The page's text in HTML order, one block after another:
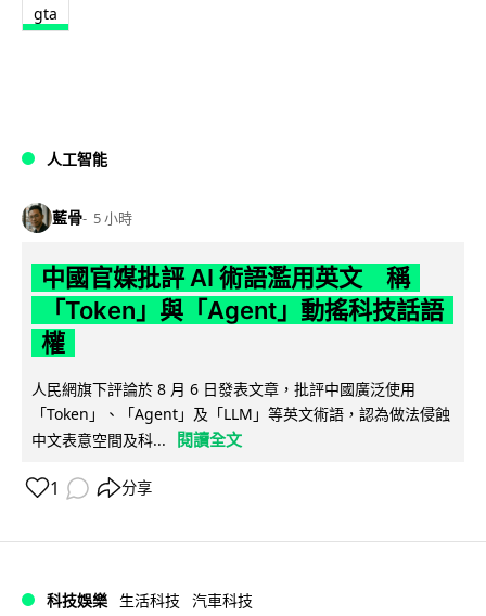
gta
人工智能
藍骨 5 小時
中國官媒批評 AI 術語濫用英文 稱
「Token」與「Agent」動搖科技話語
權
人民網旗下評論於 8 月 6 日發表文章，批評中國廣泛使用
「Token」、「Agent」及「LLM」等英文術語，認為做法侵蝕
中文表意空間及科...
閱讀全文
1 分享
科技娛樂 生活科技 汽車科技